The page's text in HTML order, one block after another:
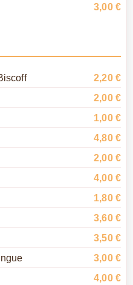
3,00 €
2,20 €
2,00 €
1,00 €
4,80 €
2,00 €
4,00 €
1,80 €
3,60 €
3,50 €
3,00 €
4,00 €